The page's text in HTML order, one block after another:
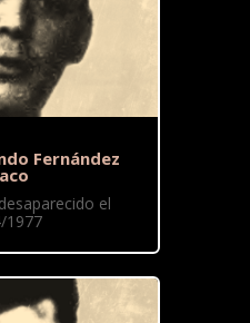
Fernández
el
1977